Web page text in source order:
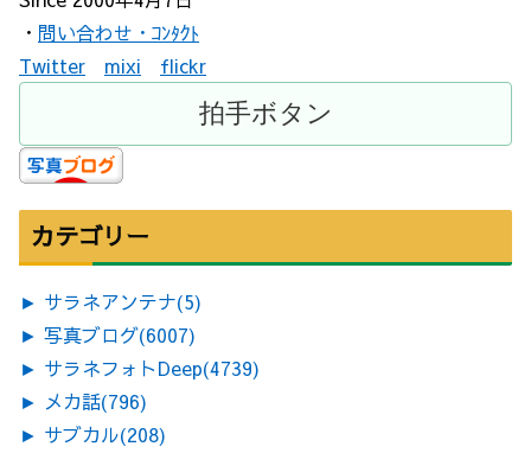
・ 問い合わせ・ｺﾝﾀｸﾄ
Twitter
mixi flickr
カテゴリー
► サラネアンテナ(5)
► 写真ブログ(6007)
► サラネフォトDeep(4739)
► メカ話(796)
► サブカル(208)